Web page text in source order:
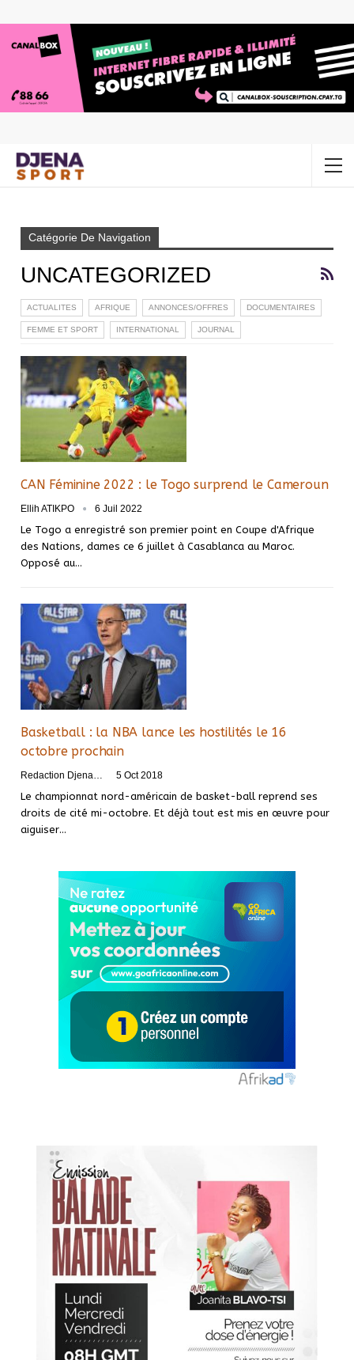
Catégorie De Navigation
UNCATEGORIZED
ACTUALITES AFRIQUE ANNONCES/OFFRES DOCUMENTAIRES
FEMME ET SPORT INTERNATIONAL JOURNAL
CAN Féminine 2022 : le Togo surprend le Cameroun
Ellih ATIKPO 6 Juil 2022
Le Togo a enregistré son premier point en Coupe d'Afrique
des Nations, dames ce 6 juillet à Casablanca au Maroc.
Opposé au…
Basketball : la NBA lance les hostilités le 16
octobre prochain
Redaction DjenaSport 5 Oct 2018
Le championnat nord-américain de basket-ball reprend ses
droits de cité mi-octobre. Et déjà tout est mis en œuvre pour
aiguiser…